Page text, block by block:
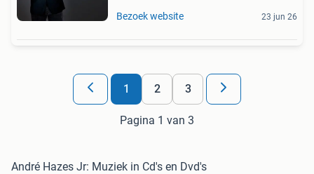
Bezoek website 23 jun 26
1 2 3
Pagina 1 van 3
André Hazes Jr: Muziek in Cd's en Dvd's